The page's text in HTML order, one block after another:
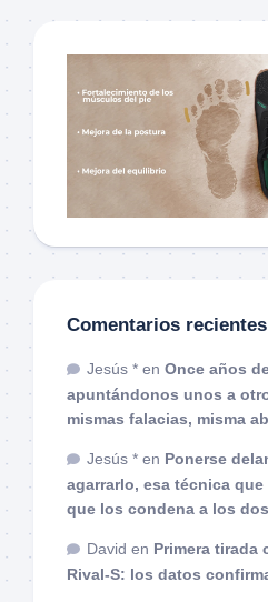
Comentarios recientes
Jesús * en Once años
apuntándonos unos a
mismas falacias, misma
Jesús * en Ponerse
agarrarlo, esa técnica
que los condena a los
David en Primera tirada
Rival-S: los datos